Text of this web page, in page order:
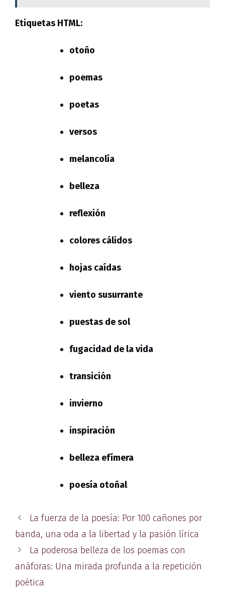
Etiquetas HTML:
otoño
poemas
poetas
versos
melancolía
belleza
reflexión
colores cálidos
hojas caídas
viento susurrante
puestas de sol
fugacidad de la vida
transición
invierno
inspiración
belleza efímera
poesía otoñal
La fuerza de la poesía: Por 100 cañones por
banda, una oda a la libertad y la pasión lírica
La poderosa belleza de los poemas con
anáforas: Una mirada profunda a la repetición
poética